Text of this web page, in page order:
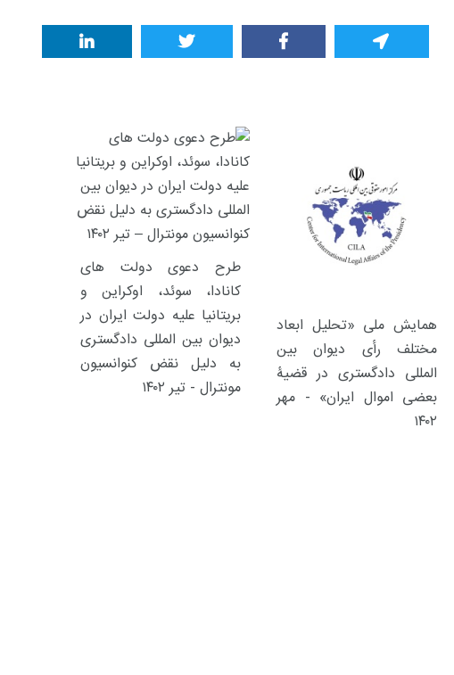
همایش ملی «تحلیل ابعاد
مختلف رأی دیوان بین
المللی دادگستری در قضیۀ
بعضی اموال ایران» - مهر
۱۴۰۲
طرح دعوی دولت های
کانادا، سوئد، اوکراین و
بریتانیا علیه دولت ایران در
دیوان بین المللی دادگستری
به دلیل نقض کنوانسیون
مونترال - تیر ۱۴۰۲